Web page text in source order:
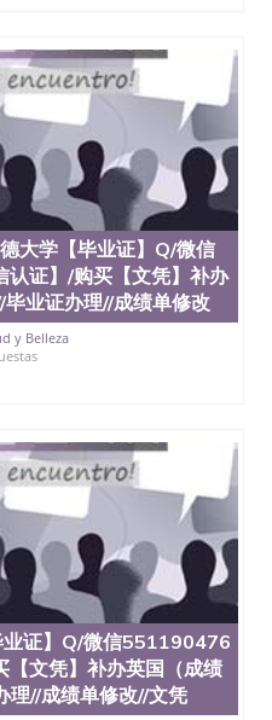
设计，和航空学等，深
部和研究所的商学课程
人士前来研究与学习。
办理信息； 2、客户付
转制作点做电子图；
5、电子图确认好转成
照或者视频确认再付余
丰，国外DHL）。 三、
教育部学历学位认证，
、留学回国人员证明
存档可查。 3、留信网
，终身受用。 四、办理
学院、商学院、交流学
学院、工程学院、健康
士及博士学位。学校的
、财务、教育、建筑工
、音乐、生物学、统计
、农业、环境污染控
程、建筑设计、工商管
天工程、土木工程、数
心理学、戏剧、市场营
物理学、人工智能、商
关材料，确定客户办理
充毕业证成绩单等相关
，付定金； 4、预约递
人一起去留服递交材
大学【毕业证】Q/微信
证】/购买【文凭】补办
业证办理//成绩单修改
y Belleza
业证】Q/微信551190476
【文凭】补办英国（成绩
理//成绩单修改//文凭